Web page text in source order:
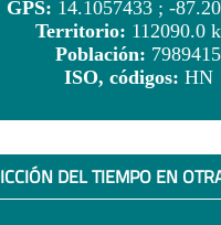
GPS: 14.1057433 ; -
Territorio: 112090.0
Población: 7989415
ISO, códigos: HN
DEL TIEMPO EN